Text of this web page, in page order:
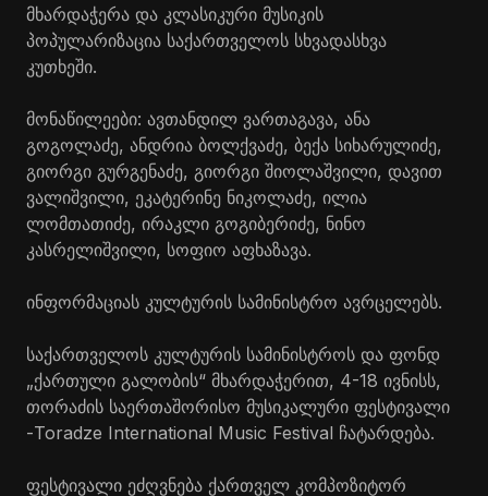
მხარდაჭერა და კლასიკური მუსიკის
პოპულარიზაცია საქართველოს სხვადასხვა
კუთხეში.
მონაწილეები: ავთანდილ ვართაგავა, ანა
გოგოლაძე, ანდრია ბოლქვაძე, ბექა სიხარულიძე,
გიორგი გურგენაძე, გიორგი შიოლაშვილი, დავით
ვალიშვილი, ეკატერინე ნიკოლაძე, ილია
ლომთათიძე, ირაკლი გოგიბერიძე, ნინო
კასრელიშვილი, სოფიო აფხაზავა.
ინფორმაციას კულტურის სამინისტრო ავრცელებს.
საქართველოს კულტურის სამინისტროს და ფონდ
„ქართული გალობის“ მხარდაჭერით, 4-18 ივნისს,
თორაძის საერთაშორისო მუსიკალური ფესტივალი
-Toradze International Music Festival ჩატარდება.
ფესტივალი ეძღვნება ქართველ კომპოზიტორ